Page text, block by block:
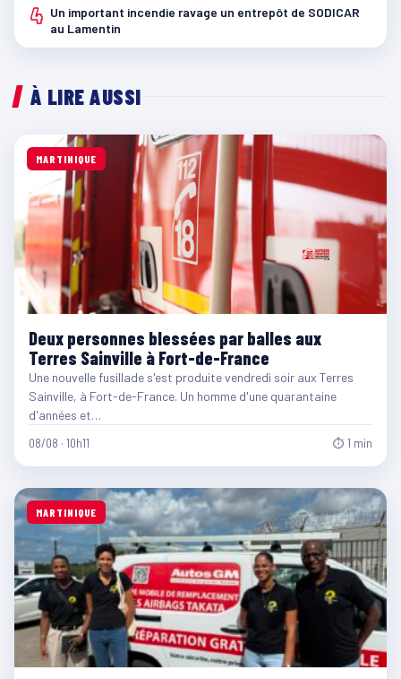
4 Un important incendie ravage un entrepôt de SODICAR
au Lamentin
À LIRE AUSSI
MARTINIQUE
Deux personnes blessées par balles aux
Terres Sainville à Fort-de-France
Une nouvelle fusillade s'est produite vendredi soir aux Terres
Sainville, à Fort-de-France. Un homme d'une quarantaine
d'années et…
08/08 · 10h11 ⏱ 1 min
MARTINIQUE